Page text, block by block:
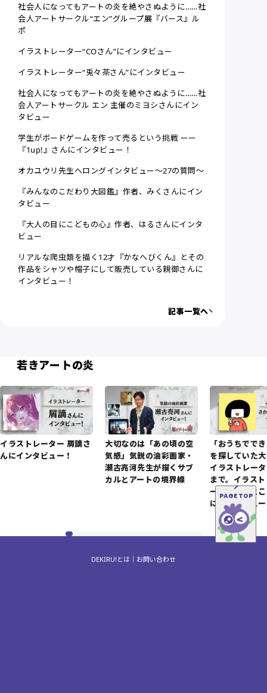
社会人になってもアートの炎を絶やさぬように……社
会人アートサークル“エン”グループ展『バース』ル
ポ
イラストレーター“COさん”にインタビュー
イラストレーター“兎々茶さん”にインタビュー
社会人になってもアートの炎を絶やさぬように……社
会人アートサークル エン 主催のミヨシさんにイン
タビュー
学生がボードゲームを作って売るという挑戦 ーー
『1up!』さんにインタビュー！
オカユウリ先生へロングインタビュー〜27の質問〜
『みんなのこだわり大図鑑』作者、みくさんにイン
タビュー
『大人の目にこどもの心』作者、はるさんにインタ
ビュー
リアルな爬虫類を描く12才『かなへびくん』とその
作品をシャツや帽子にして販売している親御さんに
インタビュー！
記事一覧へ
若きアートの炎
イラストレーター 屑謫さ
んにインタビュー！
大切なのは「あの頃の空
気感」気鋭の油彩画家・
瀬古亮河先生が描くサブ
カルとアートの境界線
「おうちでで
を探していた
イラストレー
まで。イラス
ー・さかもと
にインタビュー
PAGE TOP
DEKIRU!とは お問い合わせ